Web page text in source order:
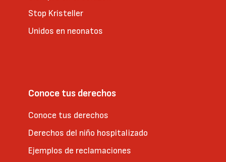
Stop Kristeller
Unidos en neonatos
Conoce tus derechos
Conoce tus derechos
Derechos del niño hospitalizado
Ejemplos de reclamaciones